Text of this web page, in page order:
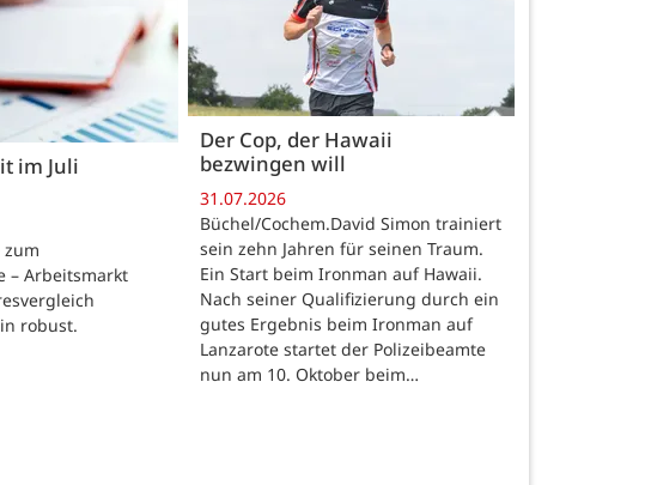
im Juli
zum
– Arbeitsmarkt
robust.
Der Cop, der Hawaii
bezwingen will
31.07.2026
Büchel/Cochem.David Simon trainiert
sein zehn Jahren für seinen Traum.
Ein Start beim Ironman auf Hawaii.
Nach seiner Qualifizierung durch ein
gutes Ergebnis beim Ironman auf
Lanzarote startet der Polizeibeamte
nun am 10. Oktober beim…